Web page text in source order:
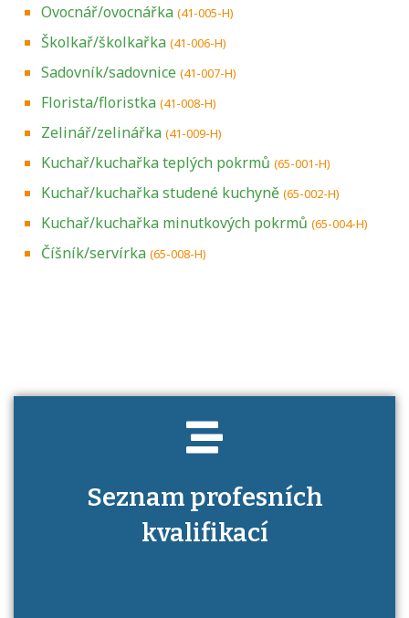
Ovocnář/ovocnářka (41-005-H)
Školkař/školkařka (41-006-H)
Sadovník/sadovnice (41-007-H)
Florista/floristka (41-008-H)
Zelinář/zelinářka (41-009-H)
Kuchař/kuchařka teplých pokrmů (65-001-H)
Kuchař/kuchařka studené kuchyně (65-002-H)
Kuchař/kuchařka minutkových pokrmů (65-004-H)
Číšník/servírka (65-008-H)
Seznam profesních
kvalifikací
Projděte si seznam profesních kvalifikací.